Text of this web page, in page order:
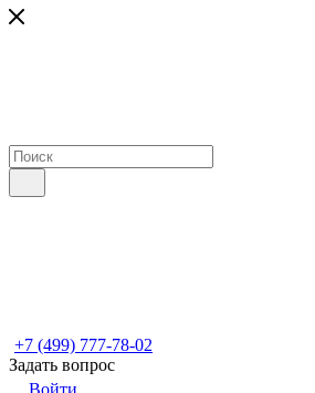
+7 (499) 777-78-02
Задать вопрос
Войти